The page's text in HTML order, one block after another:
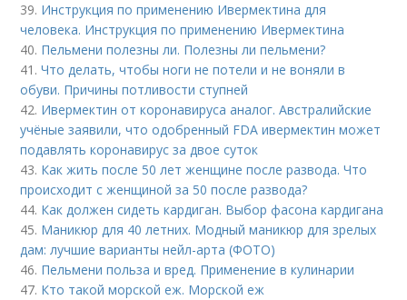
39. Инструкция по применению Ивермектина для
человека. Инструкция по применению Ивермектина
40. Пельмени полезны ли. Полезны ли пельмени?
41.Что делать, чтобы ноги не потели и не воняли в
обуви. Причины потливости ступней
42. Ивермектин от коронавируса аналог. Австралийские
учёные заявили, что одобренный FDA ивермектин может
подавлять коронавирус за двое суток
43. Как жить после 50 лет женщине после развода. Что
происходит с женщиной за 50 после развода?
44. Как должен сидеть кардиган. Выбор фасона кардигана
45. Маникюр для 40 летних. Модный маникюр для зрелых
дам: лучшие варианты нейл-арта (ФОТО)
46. Пельмени польза и вред. Применение в кулинарии
47. Кто такой морской еж. Морской еж